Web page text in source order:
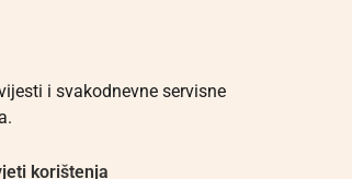
i svakodnevne servisne
korištenja